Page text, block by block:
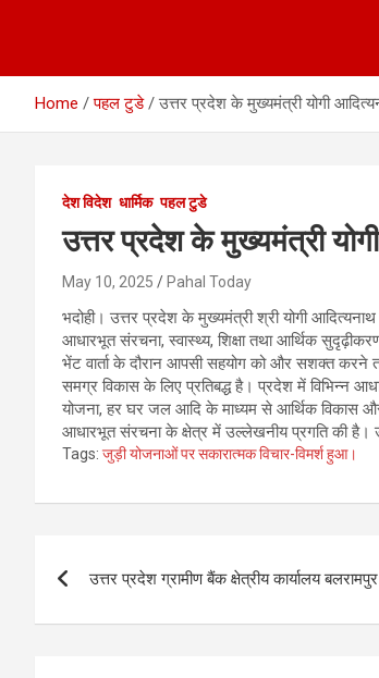
Home पहल टुडे उत्तर प्रदेश के मुख्यमंत्री योगी
देश विदेश धार्मिक पहल टुडे
उत्तर प्रदेश के मुख्यमंत्री
May 10, 2025 Pahal Today
भदोही। उत्तर प्रदेश के मुख्यमंत्री श्री योगी
आधारभूत संरचना, स्वास्थ्य, शिक्षा तथा आर्थिक
भेंट वार्ता के दौरान आपसी सहयोग को और सशक्त करने
समग्र विकास के लिए प्रतिबद्ध है। प्रदेश में विभिन्न
योजना, हर घर जल आदि के माध्यम से आर्थिक विकास
आधारभूत संरचना के क्षेत्र में उल्लेखनीय प्रगति की है।
Tags: जुड़ी योजनाओं पर सकारात्मक विचार-विमर्श हुआ।
navigation
उत्तर प्रदेश ग्रामीण बैंक क्षेत्रीय कार्यालय